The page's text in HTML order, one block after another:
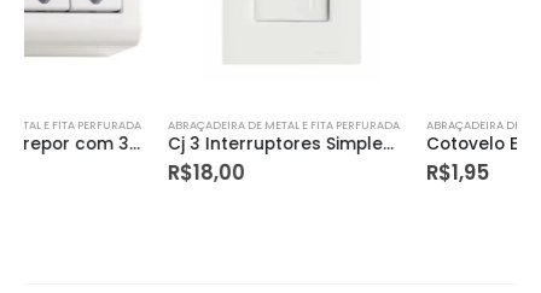
ABRAÇADEIRA DE METAL E FITA PERFURADA
Cj 3 Interruptores Simples 10a Giz
ABRAÇADEIRA DE METAL E FITA PERFURADA
Cotovelo Externo Dexson 20x12mm – Schneider Electric